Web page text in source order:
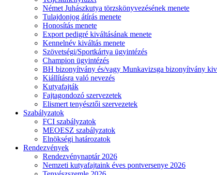
Német Juhászkutya törzskönyvezésének menete
Tulajdonjog átírás menete
Honosítás menete
Export pedigré kiváltásának menete
Kennelnév kiváltás menete
Szövetségi/Sportkártya ügyintézés
Champion ügyintézés
BH bizonyítvány és/vagy Munkavizsga bizonyítvány
Kiállításra való nevezés
Kutyafajták
Fajtagondozó szervezetek
Elismert tenyésztői szervezetek
Szabályzatok
FCI szabályzatok
MEOESZ szabályzatok
Elnökségi határozatok
Rendezvények
Rendezvénynaptár 2026
Nemzeti kutyafajtaink éves pontversenye 2026